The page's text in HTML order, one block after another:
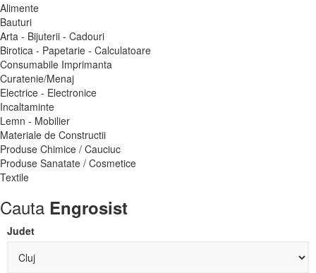
Alimente
Bauturi
Arta - Bijuterii - Cadouri
Birotica - Papetarie - Calculatoare
Consumabile Imprimanta
Curatenie/Menaj
Electrice - Electronice
Incaltaminte
Lemn - Mobilier
Materiale de Constructii
Produse Chimice / Cauciuc
Produse Sanatate / Cosmetice
Textile
Cauta Engrosist
Judet